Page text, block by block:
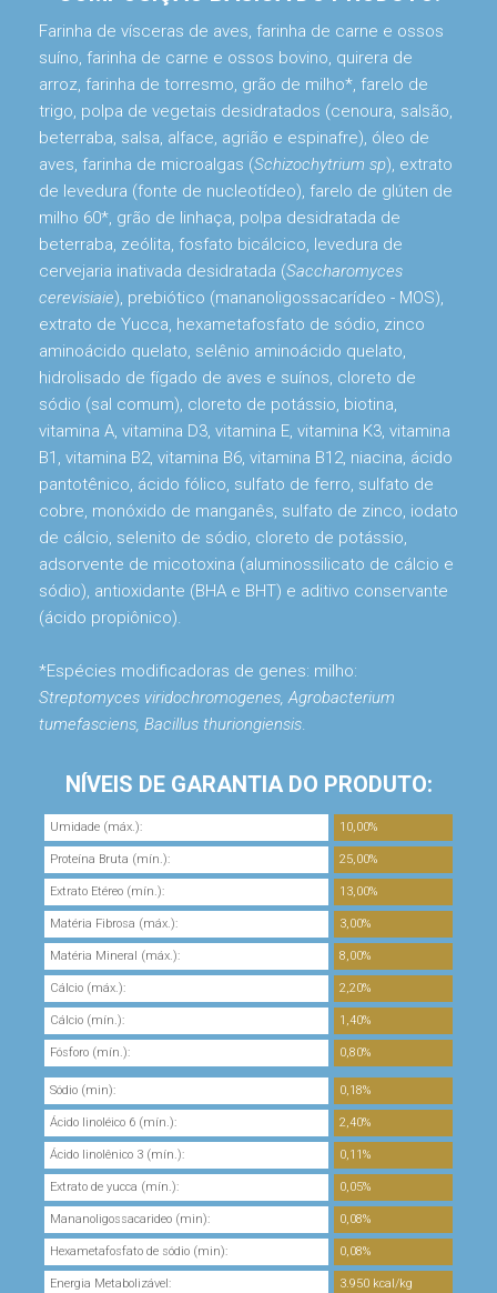
Farinha de vísceras de aves, farinha de carne e ossos
suíno, farinha de carne e ossos bovino, quirera de
arroz, farinha de torresmo, grão de milho*, farelo de
trigo, polpa de vegetais desidratados (cenoura, salsão,
beterraba, salsa, alface, agrião e espinafre), óleo de
aves, farinha de microalgas (Schizochytrium sp), extrato
de levedura (fonte de nucleotídeo), farelo de glúten de
milho 60*, grão de linhaça, polpa desidratada de
beterraba, zeólita, fosfato bicálcico, levedura de
cervejaria inativada desidratada (Saccharomyces
cerevisiaie), prebiótico (mananoligossacarídeo - MOS),
extrato de Yucca, hexametafosfato de sódio, zinco
aminoácido quelato, selênio aminoácido quelato,
hidrolisado de fígado de aves e suínos, cloreto de
sódio (sal comum), cloreto de potássio, biotina,
vitamina A, vitamina D3, vitamina E, vitamina K3, vitamina
B1, vitamina B2, vitamina B6, vitamina B12, niacina, ácido
pantotênico, ácido fólico, sulfato de ferro, sulfato de
cobre, monóxido de manganês, sulfato de zinco, iodato
de cálcio, selenito de sódio, cloreto de potássio,
adsorvente de micotoxina (aluminossilicato de cálcio e
sódio), antioxidante (BHA e BHT) e aditivo conservante
(ácido propiônico).
*Espécies modificadoras de genes: milho:
Streptomyces viridochromogenes, Agrobacterium
tumefasciens, Bacillus thuriongiensis.
NÍVEIS DE GARANTIA DO PRODUTO:
Umidade (máx.): 10,00%
Proteína Bruta (mín.): 25,00%
Extrato Etéreo (mín.): 13,00%
Matéria Fibrosa (máx.): 3,00%
Matéria Mineral (máx.): 8,00%
Cálcio (máx.): 2,20%
Cálcio (mín.): 1,40%
Fósforo (mín.): 0,80%
Sódio (min): 0,18%
Ácido linoléico 6 (mín.): 2,40%
Ácido linolênico 3 (mín.): 0,11%
Extrato de yucca (mín.): 0,05%
Mananoligossacarideo (min): 0,08%
Hexametafosfato de sódio (min): 0,08%
Energia Metabolizável: 3.950 kcal/kg